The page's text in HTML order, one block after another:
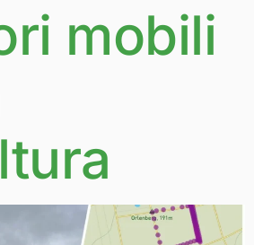
mobili